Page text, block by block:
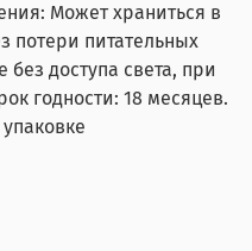
Может храниться в
потери питательных
без доступа света, при
годности: 18 месяцев.